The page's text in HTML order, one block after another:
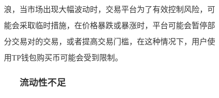
浪，当市场出现大幅波动时，交易平台为了有效控制风险，可
能会采取临时措施，在价格暴跌或暴涨时，平台可能会暂停部
分交易对的交易，或者提高交易门槛，在这种情况下，用户使
用TP钱包购买币可能会受到限制。
流动性不足